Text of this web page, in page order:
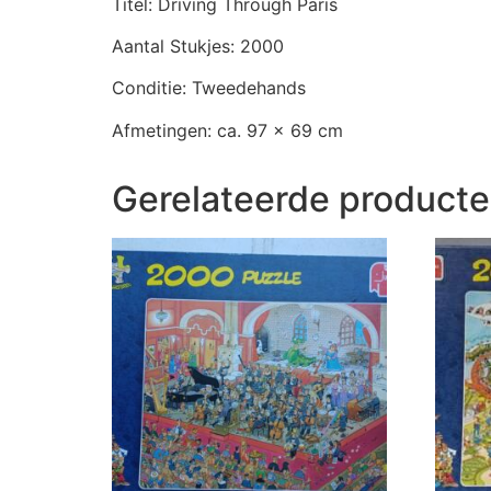
Aantal Stukjes: 2000
Conditie: Tweedehands
Afmetingen: ca. 97 x 69 cm
Gerelateerde